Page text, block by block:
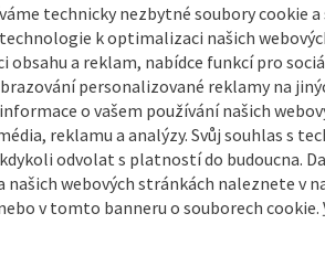
technicky nezbytné soubory cookie a
k optimalizaci našich
a reklam, nabídce funkcí pro
personalizované reklamy na
o vašem používání našich
reklamu a analýzy. Svůj souhlas s
odvolat s platností do budoucna.
webových stránkách naleznete v
v tomto banneru o souborech cookie.